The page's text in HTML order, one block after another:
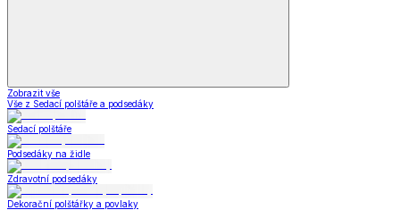
Zobrazit vše
Vše z Sedací polštáře a podsedáky
Sedací polštáře
Podsedáky na židle
Zdravotní podsedáky
Dekorační polštářky a povlaky